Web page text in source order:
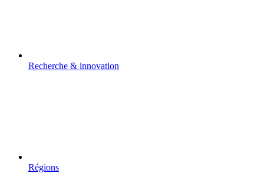
Recherche & innovation
Régions